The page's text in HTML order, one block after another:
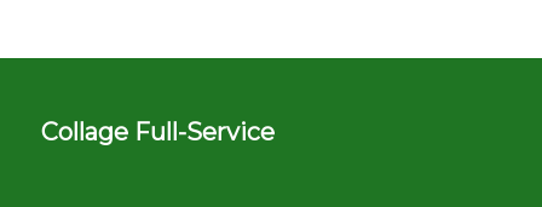
Collage Full-Service